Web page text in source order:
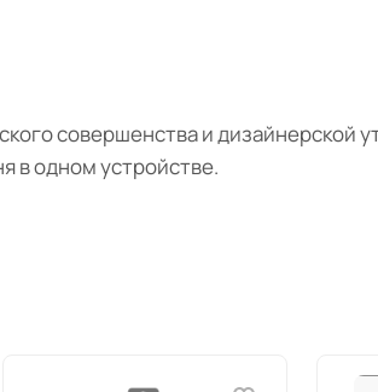
совершенства и дизайнерской
в одном устройстве.